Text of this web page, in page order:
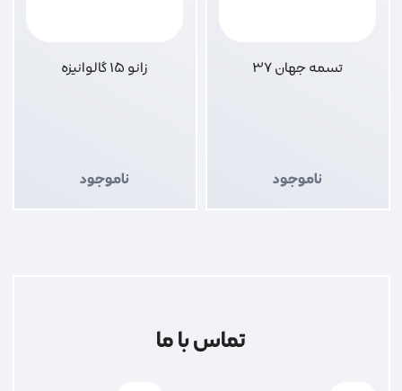
تسمه جهان 37
ناموجود
زانو 15 گالوانیزه
ناموجود
تماس با ما